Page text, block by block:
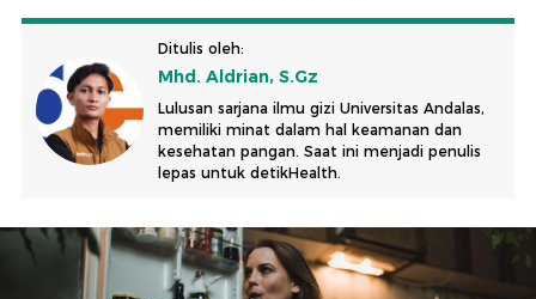
Ditulis oleh:
Mhd. Aldrian, S.Gz
Lulusan sarjana ilmu gizi Universitas Andalas,
memiliki minat dalam hal keamanan dan
kesehatan pangan. Saat ini menjadi penulis
lepas untuk detikHealth.